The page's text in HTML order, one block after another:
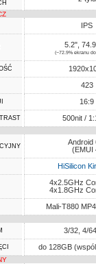
IPS
5.2",
(~72.9% ekranu
423
16:9
500nit /
Android
(EMUI
HiSilicon
4x2.5GHz
4x1.8GHz
Mali-T880
3/32, 4/
do 128GB